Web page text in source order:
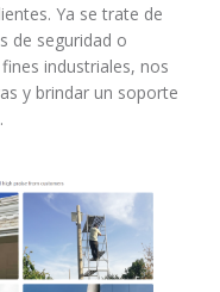
Ya se trate de
de seguridad o
industriales, nos
y brindar un soporte